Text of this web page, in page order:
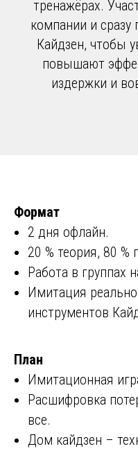
тренажёрах.
компании и
Кайдзен, чтобы
повышают
издержки и
Формат
2 дня офлайн.
20 % теория, 80 %
Работа в группах
Имитация
инструментов
План
Имитационная
Расшифровка
все.
Дом кайдзен –